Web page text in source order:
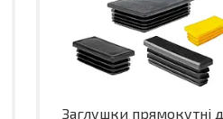
Заглушки прямокутні